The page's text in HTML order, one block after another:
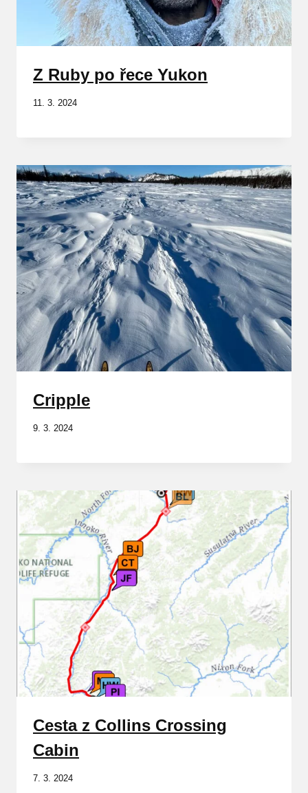
Z Ruby po řece Yukon
11. 3. 2024
Cripple
9. 3. 2024
Cesta z Collins Crossing
Cabin
7. 3. 2024